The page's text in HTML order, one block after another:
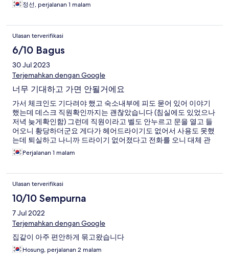
정선, perjalanan 1 malam
Ulasan terverifikasi
6/10 Bagus
30 Jul 2023
Terjemahkan dengan Google
너무 기대하고 가면 안될거에요
가서 체크인도 기다려야 했고 숙소내부에 피도 묻어 있어 이야기
했는데 데스크 직원확인까지는 괜찮았습니다 (침실에도 있었으나
저녁 늦게확인함) 그런데 직원이라고 벨도 안누르고 문을 열고 들
어오니 황당하더군요 게다가 헤어드라이기도 없어서 사용도 못했
는데 퇴실하고 나니까 드라이기 없어졌다고 전화를 오니 대체 관
리를 어떻게 하나 생각이 들었습니다 참고로 헤어드라이기 뿐 아
니라 다리미판도 없습니다(다리미는 있음) 주차는 조금 어렵습니
Perjalanan 1 malam
Ulasan terverifikasi
10/10 Sempurna
7 Jul 2022
Terjemahkan dengan Google
집같이 아주 편안하게 묶고왔습니다
Hosung, perjalanan 2 malam